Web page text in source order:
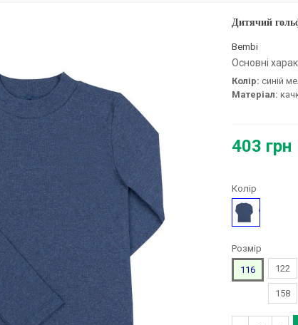
Дитячий
Bembi
Основні
Колір: синій
Матеріал:
403 грн
Колір
Синій
Розмір
116
122
158